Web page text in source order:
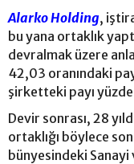
Alarko Holding,
bu yana ortaklık
devralmak üzere
42,03 oranındaki
şirketteki payı
Devir sonrası, 28
ortaklığı böylece
bünyesindeki